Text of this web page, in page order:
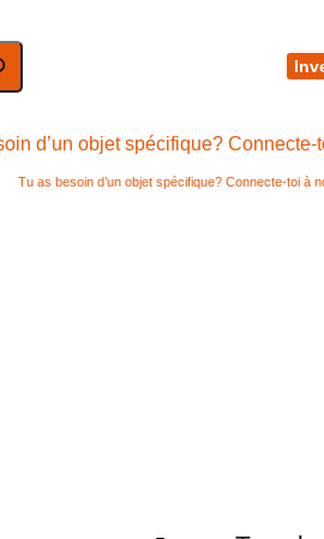
d’un objet spécifique? Connecte-
Tu as besoin d’un objet spécifique? Connecte-toi à